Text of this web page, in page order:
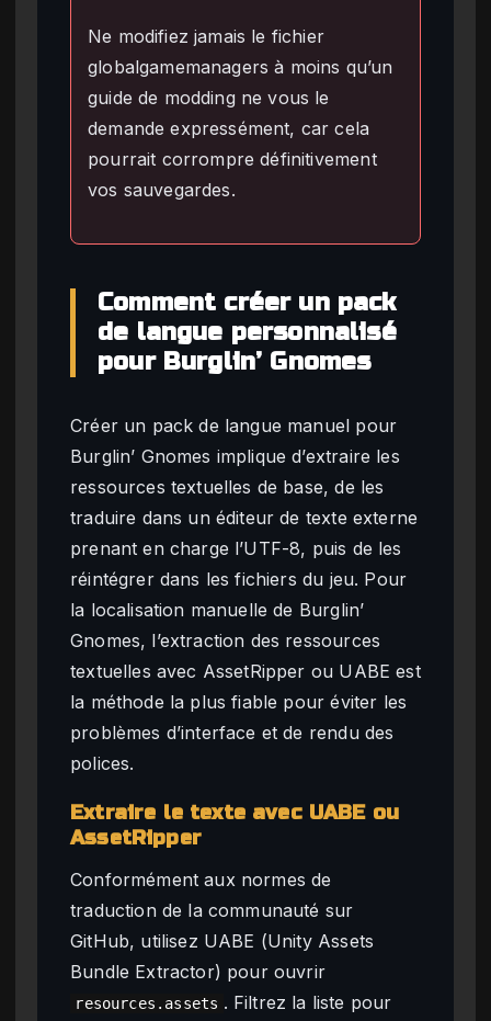
Ne modifiez jamais le fichier
globalgamemanagers à moins qu’un
guide de modding ne vous le
demande expressément, car cela
pourrait corrompre définitivement
vos sauvegardes.
Comment créer un pack
de langue personnalisé
pour Burglin’ Gnomes
Créer un pack de langue manuel pour
Burglin’ Gnomes implique d’extraire les
ressources textuelles de base, de les
traduire dans un éditeur de texte externe
prenant en charge l’UTF-8, puis de les
réintégrer dans les fichiers du jeu. Pour
la localisation manuelle de Burglin’
Gnomes, l’extraction des ressources
textuelles avec AssetRipper ou UABE est
la méthode la plus fiable pour éviter les
problèmes d’interface et de rendu des
polices.
Extraire le texte avec UABE ou
AssetRipper
Conformément aux normes de
traduction de la communauté sur
GitHub, utilisez UABE (Unity Assets
Bundle Extractor) pour ouvrir
resources.assets . Filtrez la liste pour